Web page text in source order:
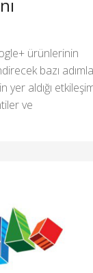
ürünlerinin
bazı
aldığı
ve